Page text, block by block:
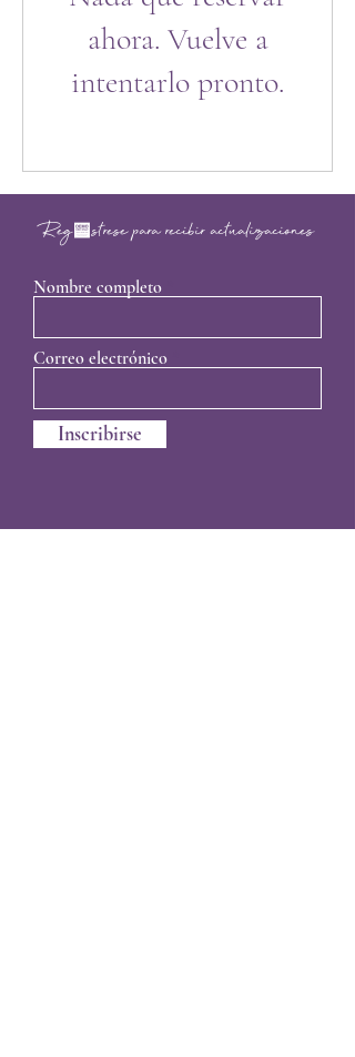
ahora. Vuelve a
intentarlo pronto.
Regístrese para recibir actualizaciones
Nombre completo
Correo electrónico
Inscribirse